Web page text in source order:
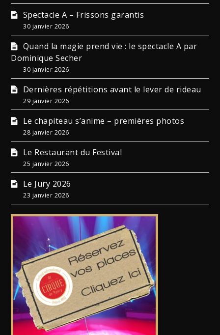
Spectacle A – Frissons garantis
30 janvier 2026
Quand la magie prend vie : le spectacle A par
Dominique Secher
30 janvier 2026
Dernières répétitions avant le lever de rideau
29 janvier 2026
Le chapiteau s’anime – premières photos
28 janvier 2026
Le Restaurant du Festival
25 janvier 2026
Le Jury 2026
23 janvier 2026